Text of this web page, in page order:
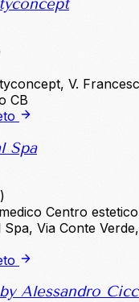
V.
CB
Spa
Centro estetico
Spa, Via Conte
Alessandro